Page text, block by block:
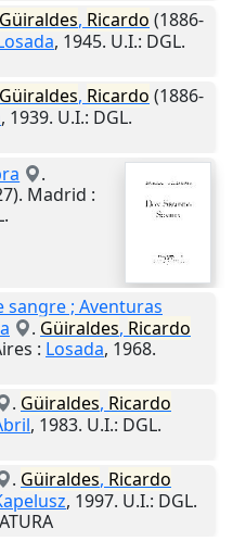
Güiraldes, Ricardo (1886-
, 1945. U.I.: DGL.
Güiraldes, Ricardo (1886-
, 1939. U.I.: DGL.
.
Madrid :
sangre ; Aventuras
. Güiraldes, Ricardo
: Losada, 1968.
. Güiraldes, Ricardo
, 1983. U.I.: DGL.
. Güiraldes, Ricardo
, 1997. U.I.: DGL.